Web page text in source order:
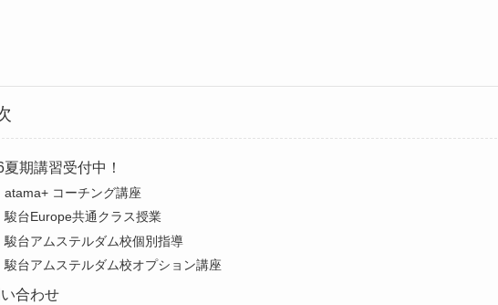
夏期講習受付中！
atama+ コーチング講座
駿台Europe共通クラス授業
駿台アムステルダム校個別指導
駿台アムステルダム校オプション講座
合わせ